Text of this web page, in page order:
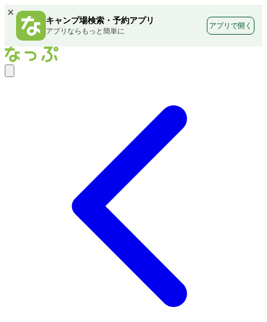
×
キャンプ場検索・予約アプリ
アプリならもっと簡単に
アプリで開く